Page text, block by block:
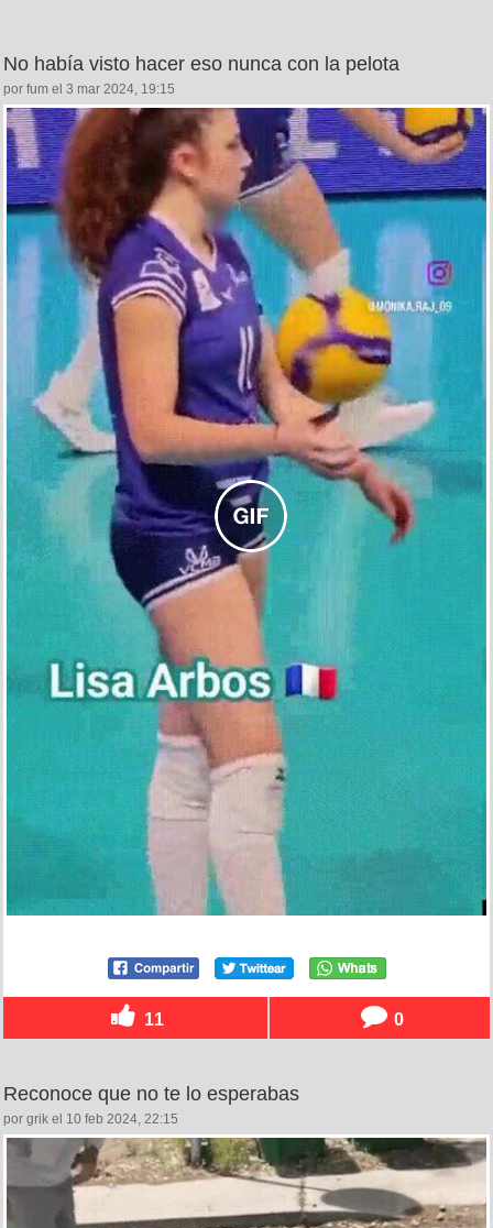
No había visto hacer eso nunca con la pelota
por fum el 3 mar 2024, 19:15
11 0
Reconoce que no te lo esperabas
por grik el 10 feb 2024, 22:15